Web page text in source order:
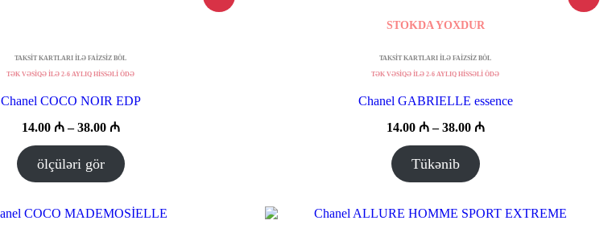
TAKSİT KARTLARI İLƏ FAİZSİZ BÖL
TƏK VƏSİQƏ İLƏ 2-6 AYLIQ HİSSƏLİ ÖDƏ
Chanel COCO NOIR EDP
14.00 ₼ –38.00 ₼Fiyat
14.00 ₼
–
ölçüləri gör
TAKSİT KARTLARI İLƏ FAİZSİZ BÖL
STOKDA YOXDUR
TƏK VƏSİQƏ İLƏ 2-6 AYLIQ HİSSƏLİ ÖDƏ
Chanel GABRIELLE essence
14.00 ₼ –38.00 ₼Fiyat
Tükənib